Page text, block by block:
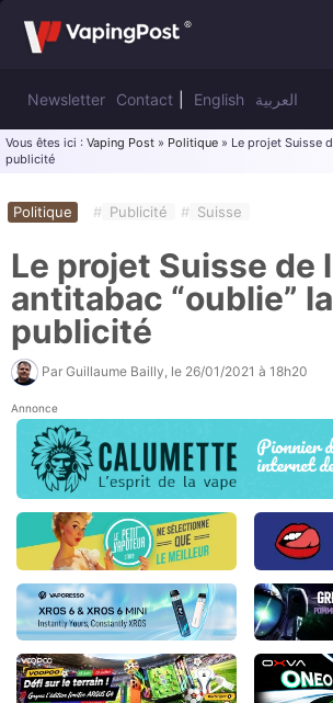
Newsletter Contact English العربية
Vous êtes ici : Vaping Post » Politique » Le projet Suisse
publicité
Politique # Publicité # Suisse
Le projet Suisse de
antitabac “oublie” la
publicité
Par Guillaume Bailly , le 26/01/2021 à 18h20
Annonce